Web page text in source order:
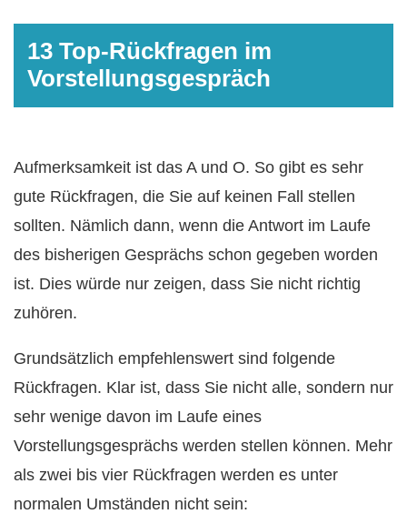
13 Top-Rückfragen im
Vorstellungsgespräch
Aufmerksamkeit ist das A und O. So gibt es sehr
gute Rückfragen, die Sie auf keinen Fall stellen
sollten. Nämlich dann, wenn die Antwort im Laufe
des bisherigen Gesprächs schon gegeben worden
ist. Dies würde nur zeigen, dass Sie nicht richtig
zuhören.
Grundsätzlich empfehlenswert sind folgende
Rückfragen. Klar ist, dass Sie nicht alle, sondern nur
sehr wenige davon im Laufe eines
Vorstellungsgesprächs werden stellen können. Mehr
als zwei bis vier Rückfragen werden es unter
normalen Umständen nicht sein: